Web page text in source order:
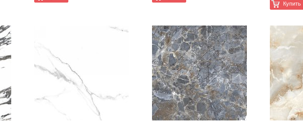
Купить